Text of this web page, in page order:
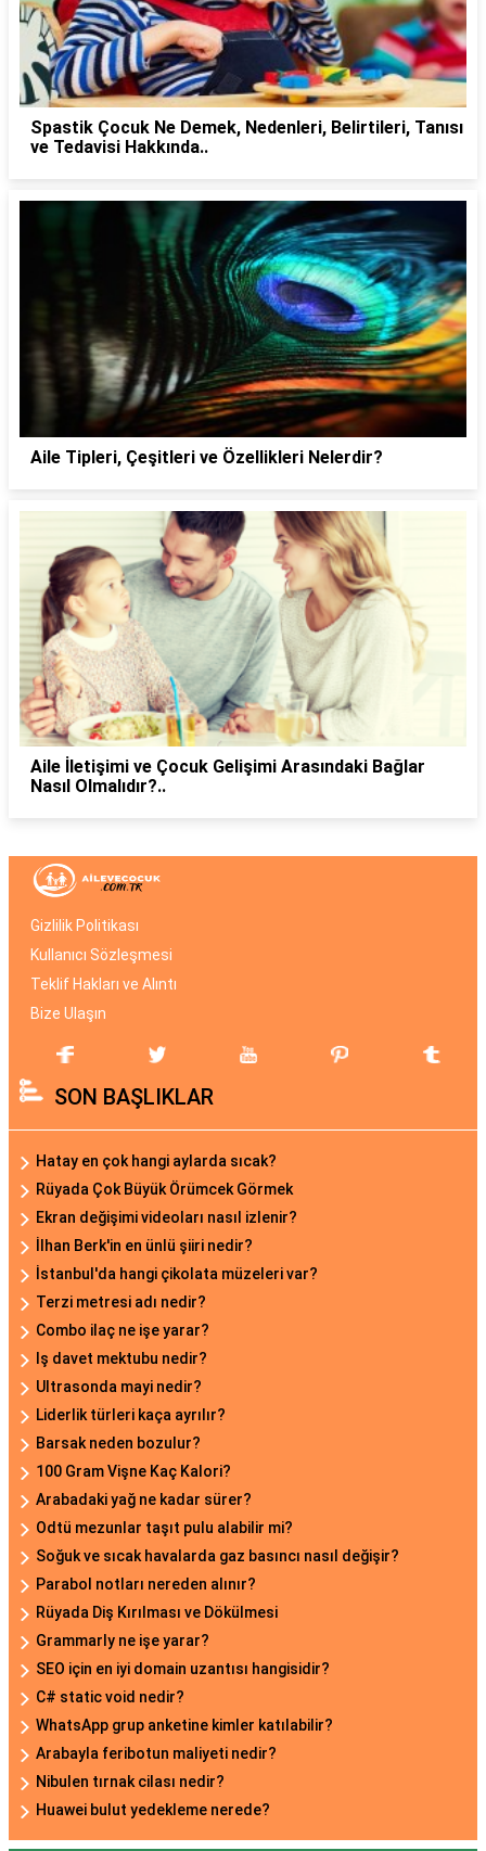
Spastik Çocuk Ne Demek, Nedenleri, Belirtileri, Tanısı
ve Tedavisi Hakkında..
Aile Tipleri, Çeşitleri ve Özellikleri Nelerdir?
Aile İletişimi ve Çocuk Gelişimi Arasındaki Bağlar
Nasıl Olmalıdır?..
Gizlilik Politikası
Kullanıcı Sözleşmesi
Teklif Hakları ve Alıntı
Bize Ulaşın
SON BAŞLIKLAR
Hatay en çok hangi aylarda sıcak?
Rüyada Çok Büyük Örümcek Görmek
Ekran değişimi videoları nasıl izlenir?
İlhan Berk'in en ünlü şiiri nedir?
İstanbul'da hangi çikolata müzeleri var?
Terzi metresi adı nedir?
Combo ilaç ne işe yarar?
Iş davet mektubu nedir?
Ultrasonda mayi nedir?
Liderlik türleri kaça ayrılır?
Barsak neden bozulur?
100 Gram Vişne Kaç Kalori?
Arabadaki yağ ne kadar sürer?
Odtü mezunlar taşıt pulu alabilir mi?
Soğuk ve sıcak havalarda gaz basıncı nasıl değişir?
Parabol notları nereden alınır?
Rüyada Diş Kırılması ve Dökülmesi
Grammarly ne işe yarar?
SEO için en iyi domain uzantısı hangisidir?
C# static void nedir?
WhatsApp grup anketine kimler katılabilir?
Arabayla feribotun maliyeti nedir?
Nibulen tırnak cilası nedir?
Huawei bulut yedekleme nerede?